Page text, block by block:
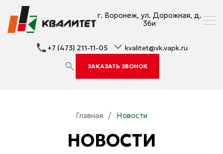
г. Воронеж, ул. Дорожная, д.
36и
+7 (473) 211-11-05 kvalitet@vk.vapk.ru
ЗАКАЗАТЬ ЗВОНОК
Главная / Новости
НОВОСТИ